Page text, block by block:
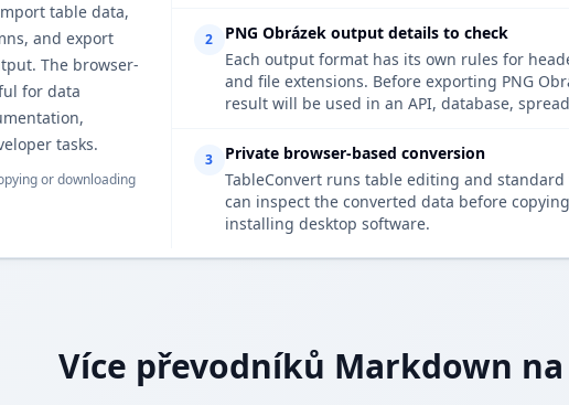
table data,
and export
The browser-
for data
tasks.
or downloading
2
PNG Obrázek output details to check
Each output format has its own rules for
and file extensions. Before exporting PNG
result will be used in an API, database,
3
Private browser-based conversion
TableConvert runs table editing and
can inspect the converted data before
installing desktop software.
Více převodníků Markdown na